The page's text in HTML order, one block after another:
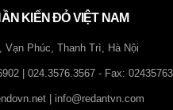
KIẾN ĐỎ VIỆT NAM
Vạn Phúc, Thanh Trì, Hà Nội
| 024.3576.3567 - Fax:
| info@redantvn.com